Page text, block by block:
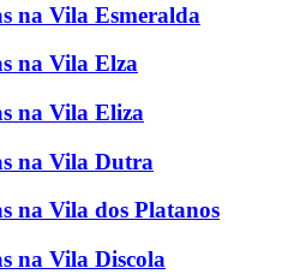
na Vila Esmeralda
na Vila Elza
na Vila Eliza
na Vila Dutra
na Vila dos Platanos
na Vila Discola